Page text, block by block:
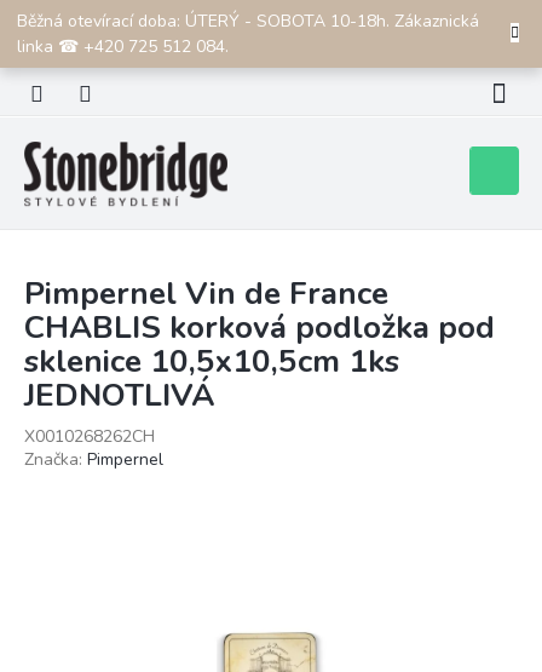
Přejít
obsah
Běžná otevírací doba: ÚTERÝ - SOBOTA 10-18h. Zákaznická
linka ☎ +420 725 512 084.
CZK
košík
Pimpernel Vin de France
CHABLIS korková podložka pod
sklenice 10,5x10,5cm 1ks
JEDNOTLIVÁ
X0010268262CH
Značka: Pimpernel